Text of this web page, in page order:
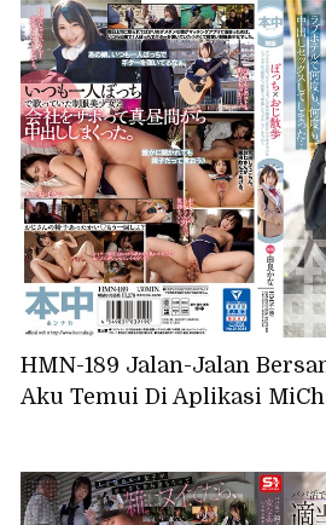
HMN-189 Jalan-Jalan
Aku Temui Di Aplikasi